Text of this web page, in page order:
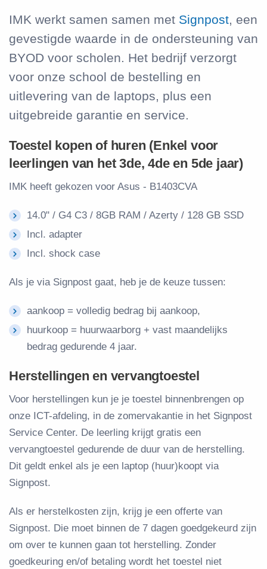
IMK werkt samen samen met Signpost, een
gevestigde waarde in de ondersteuning van
BYOD voor scholen. Het bedrijf verzorgt
voor onze school de bestelling en
uitlevering van de laptops, plus een
uitgebreide garantie en service.
Toestel kopen of huren (Enkel voor
leerlingen van het 3de, 4de en 5de jaar)
IMK heeft gekozen voor Asus - B1403CVA
14.0" / G4 C3 / 8GB RAM / Azerty / 128 GB SSD
Incl. adapter
Incl. shock case
Als je via Signpost gaat, heb je de keuze tussen:
aankoop = volledig bedrag bij aankoop,
huurkoop = huurwaarborg + vast maandelijks
bedrag gedurende 4 jaar.
Herstellingen en vervangtoestel
Voor herstellingen kun je je toestel binnenbrengen op
onze ICT-afdeling, in de zomervakantie in het Signpost
Service Center. De leerling krijgt gratis een
vervangtoestel gedurende de duur van de herstelling.
Dit geldt enkel als je een laptop (huur)koopt via
Signpost.
Als er herstelkosten zijn, krijg je een offerte van
Signpost. Die moet binnen de 7 dagen goedgekeurd zijn
om over te kunnen gaan tot herstelling. Zonder
goedkeuring en/of betaling wordt het toestel niet